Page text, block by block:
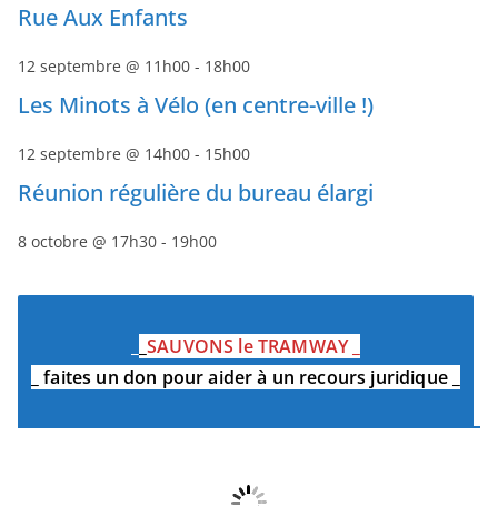
Rue Aux Enfants
12 septembre @ 11h00 - 18h00
Les Minots à Vélo (en centre-ville !)
12 septembre @ 14h00 - 15h00
Réunion régulière du bureau élargi
8 octobre @ 17h30 - 19h00
_SAUVONS le TRAMWAY_
_faites un don pour aider à un recours juridique_